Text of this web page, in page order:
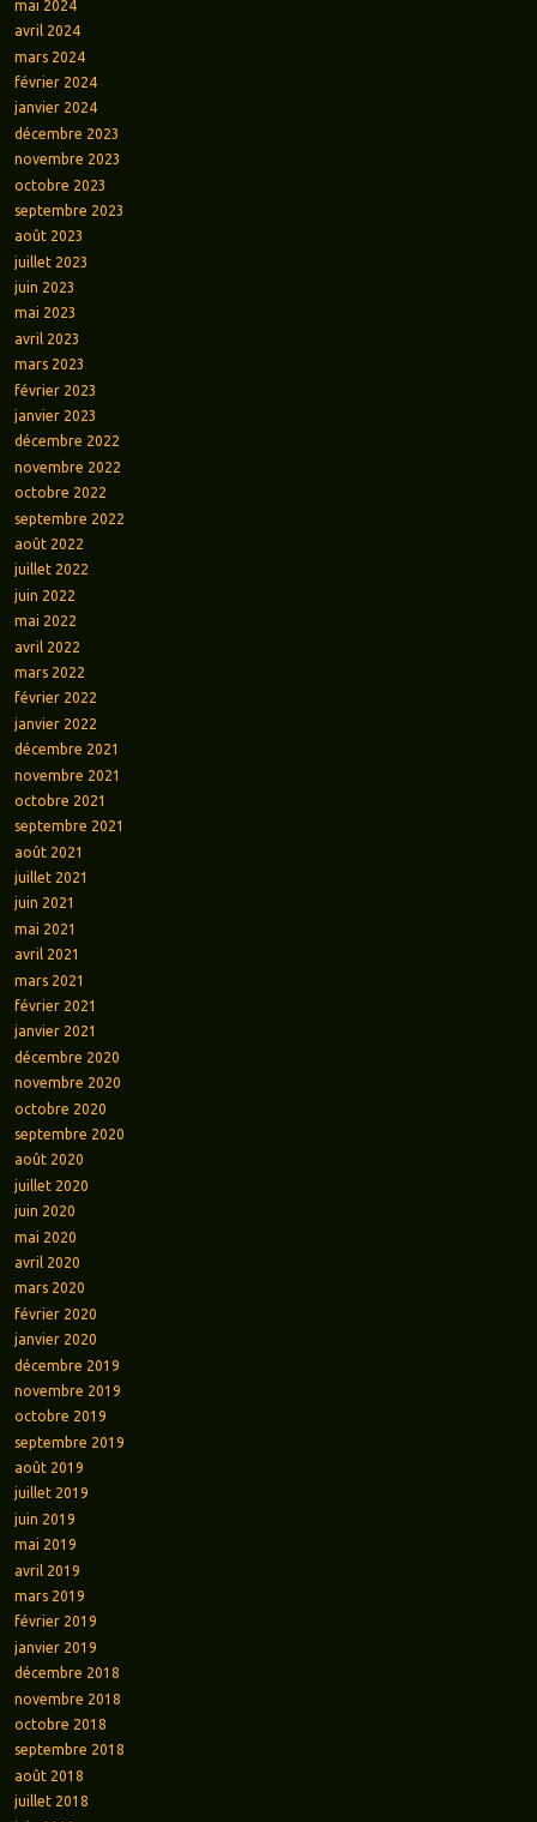
mai 2024
avril 2024
mars 2024
février 2024
janvier 2024
décembre 2023
novembre 2023
octobre 2023
septembre 2023
août 2023
juillet 2023
juin 2023
mai 2023
avril 2023
mars 2023
février 2023
janvier 2023
décembre 2022
novembre 2022
octobre 2022
septembre 2022
août 2022
juillet 2022
juin 2022
mai 2022
avril 2022
mars 2022
février 2022
janvier 2022
décembre 2021
novembre 2021
octobre 2021
septembre 2021
août 2021
juillet 2021
juin 2021
mai 2021
avril 2021
mars 2021
février 2021
janvier 2021
décembre 2020
novembre 2020
octobre 2020
septembre 2020
août 2020
juillet 2020
juin 2020
mai 2020
avril 2020
mars 2020
février 2020
janvier 2020
décembre 2019
novembre 2019
octobre 2019
septembre 2019
août 2019
juillet 2019
juin 2019
mai 2019
avril 2019
mars 2019
février 2019
janvier 2019
décembre 2018
novembre 2018
octobre 2018
septembre 2018
août 2018
juillet 2018